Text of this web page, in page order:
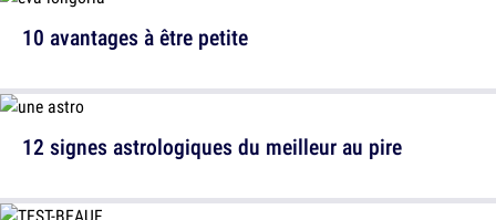
10 avantages à être petite
12 signes astrologiques du meilleur au pire